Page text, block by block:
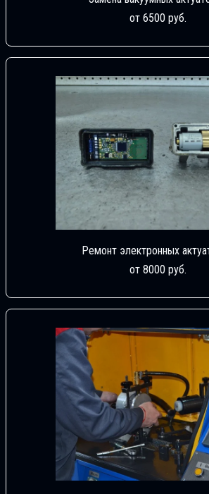
от 6500 руб.
Ремонт электронных
от 8000 руб.